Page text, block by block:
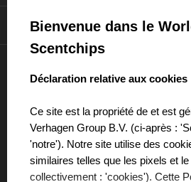
Informations
Bienvenue dans le
Scentchips
select language
Déclaration relative aux cookies
Ce site est la propriété de et est
Verhagen Group B.V. (ci-après :
'notre'). Notre site utilise des
similaires telles que les pixels et
collectivement : 'cookies'). Cette